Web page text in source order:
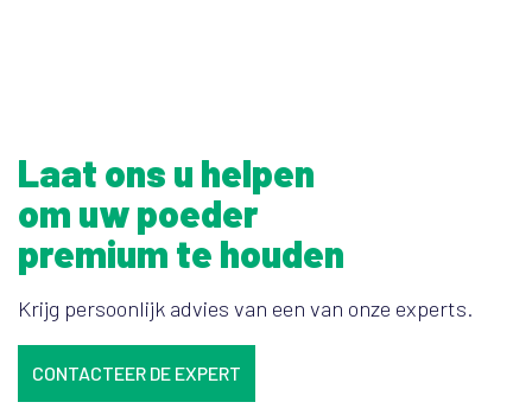
Laat ons u helpen
om uw poeder
premium te houden
Krijg persoonlijk advies van een van onze experts.
CONTACTEER DE EXPERT